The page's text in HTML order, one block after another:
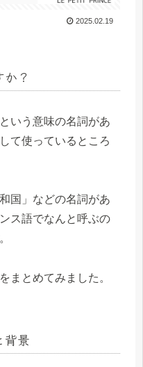
2025.02.19
？
いう意味の名詞があ
て使っているところ
国」などの名詞があ
ス語でなんと呼ぶの
まとめてみました。
背景